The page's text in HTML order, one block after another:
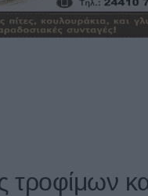
τροφίμων